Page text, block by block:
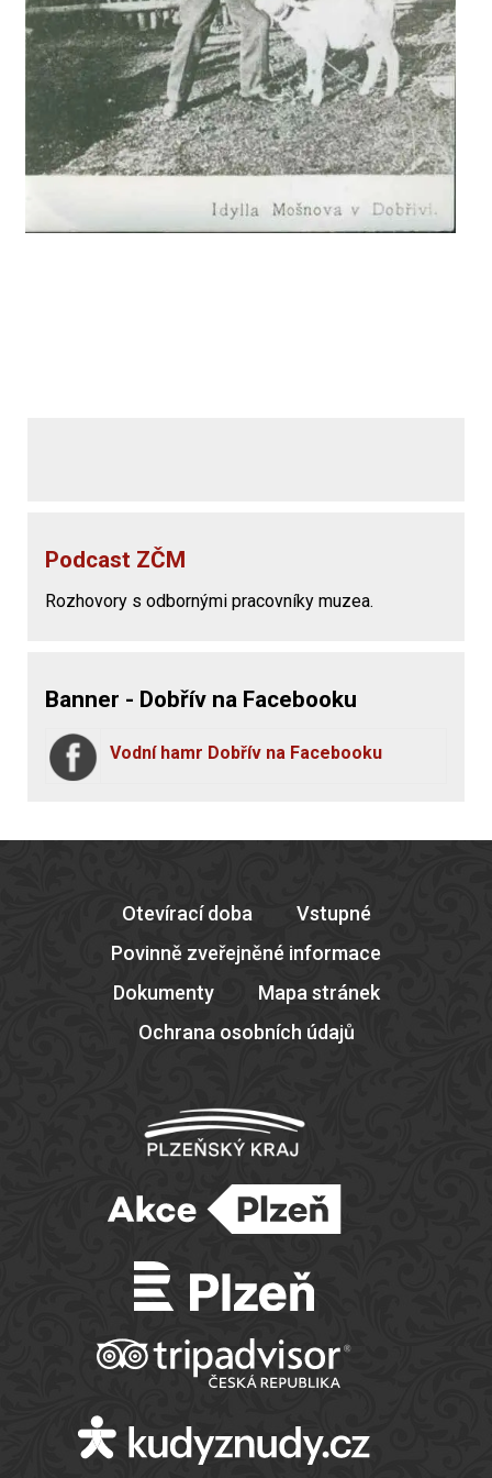
Podcast ZČM
Rozhovory s odbornými pracovníky muzea.
Banner - Dobřív na Facebooku
Vodní hamr Dobřív na Facebooku
Otevírací doba
Vstupné
Povinně zveřejněné informace
Dokumenty
Mapa stránek
Ochrana osobních údajů